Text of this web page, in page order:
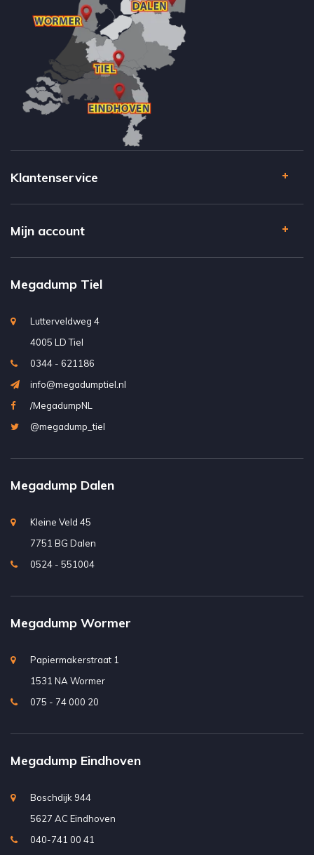
Klantenservice
Mijn account
Megadump Tiel
Lutterveldweg 4
4005 LD Tiel
0344 - 621186
info@megadumptiel.nl
/MegadumpNL
@megadump_tiel
Megadump Dalen
Kleine Veld 45
7751 BG Dalen
0524 - 551004
Megadump Wormer
Papiermakerstraat 1
1531 NA Wormer
075 - 74 000 20
Megadump Eindhoven
Boschdijk 944
5627 AC Eindhoven
040-741 00 41